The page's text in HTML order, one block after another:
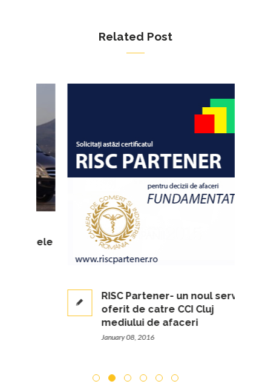
Related Post
RISC Partener- un noul serviciu
oferit de catre CCI Cluj
mediului de afaceri
January 08, 2016